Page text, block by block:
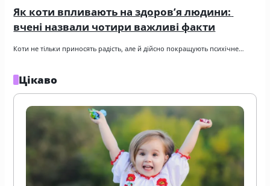
Як коти впливають на здоров’я людини:
вчені назвали чотири важливі факти
Коти не тільки приносять радість, але й дійсно покращують психічне…
Цікаво